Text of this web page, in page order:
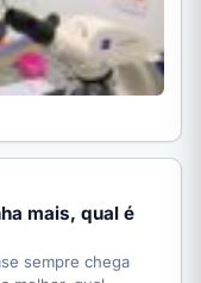
mais, qual é
sempre chega